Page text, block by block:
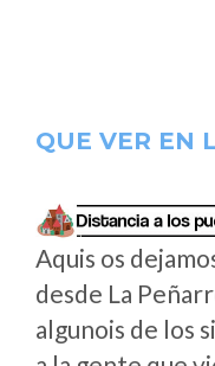
QUE VER EN
Aquis os
desde La
algunois de los